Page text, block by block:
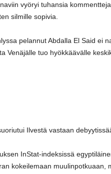
vyöryi tuhansia
silmille sopivia.
pelannut Abdalla El Said ei
Venäjälle tuo hyökkäävälle
Ilvestä vastaan
InStat-indeksissä
kokeilemaan muulinpotkuaan,